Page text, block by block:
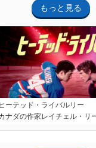
もっと見る
ヒーテッド・ライバルリー
ナダの作家レイチェル・リ